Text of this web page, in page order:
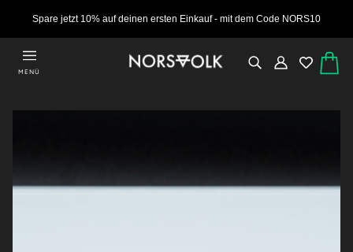
Spare jetzt 10% auf deinen ersten Einkauf - mit dem Code NORS10
MENÜ